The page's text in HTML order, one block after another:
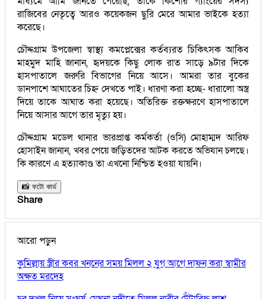
রাজিবের নেতৃত্বে আরও কয়েকজন ছুরি মেরে আমার ভাইকে হত্যা
করেছে।
চৌদ্দগ্রাম উপজেলা স্বাস্থ্য কমপ্লেক্সের কর্তব্যরত চিকিৎসক আকিব
মাহমুদ মাহি জানান, হৃদয়কে কিছু লোক রাত সাড়ে ৯টার দিকে
হাসপাতালে জরুরি বিভাগের নিয়ে আসে। আমরা তার বুকের
ডানপাশে আঘাতের চিহ্ন দেখতে পাই। ধারণা করা হচ্ছে- ধারালো অস্ত্র
দিয়ে তাকে আঘাত করা হয়েছে। অতিরিক্ত রক্তক্ষরণে হাসপাতালে
নিয়ে আসার আগে তার মৃত্যু হয়।
চৌদ্দগ্রাম মডেল থানার ভারপ্রাপ্ত কর্মকর্তা (ওসি) মোহাম্মদ আরিফ
হোসাইন জানান, খবর পেয়ে জড়িতদের আটক করতে অভিযান চলছে।
কি কারণে এ হত্যাকাণ্ড তা এখনো নিশ্চিত হওয়া যায়নি।
📸 ফটো কার্ড
Share
আরো পড়ুন
কুমিল্লায় স্ত্রীর কবর খননের সময় মিলল ২ যুগ আগে দাফন করা স্বামীর
অক্ষত মরদেহ